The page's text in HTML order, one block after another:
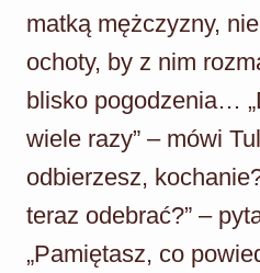
matką mężczyzny,
ochoty, by z nim
blisko pogodzenia…
wiele razy” – mówi
odbierzesz,
teraz odebrać?” –
„Pamiętasz, co